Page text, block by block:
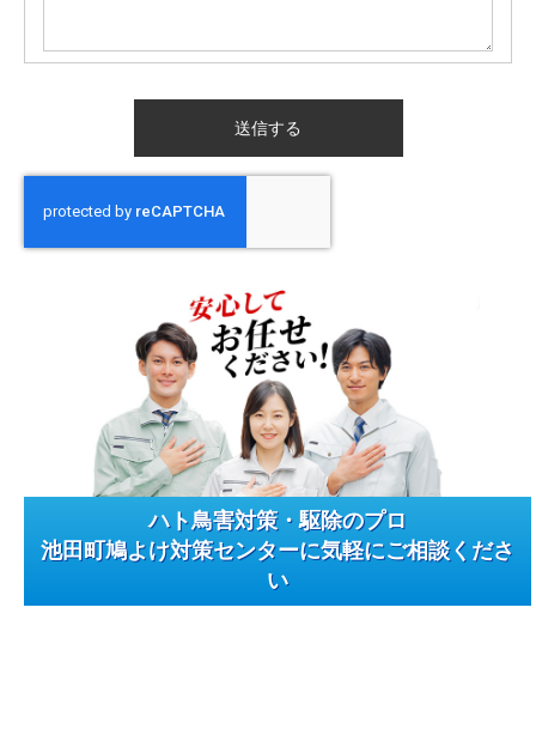
ハト鳥害対策・駆除のプロ
池田町鳩よけ対策センターに気軽にご相談くださ
い